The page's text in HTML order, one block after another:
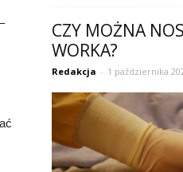
CZY MOŻNA
WORKA?
Redakcja - 1 października